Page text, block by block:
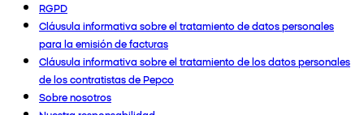
RGPD
Cláusula informativa sobre el tratamiento de datos personales
para la emisión de facturas
Cláusula informativa sobre el tratamiento de los datos personales
de los contratistas de Pepco
Sobre nosotros